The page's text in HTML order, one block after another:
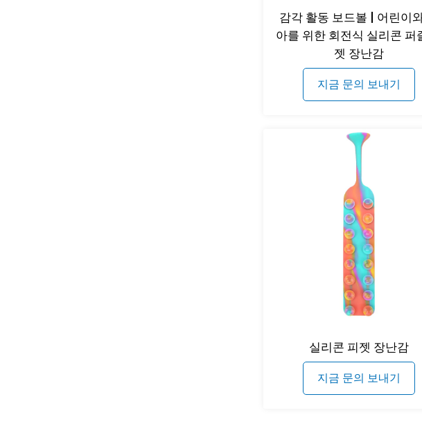
감각 활동 보드볼 | 어린이
아를 위한 회전식 실리콘 퍼
젯 장난감
지금 문의 보내기
실리콘 피젯 장난감
지금 문의 보내기